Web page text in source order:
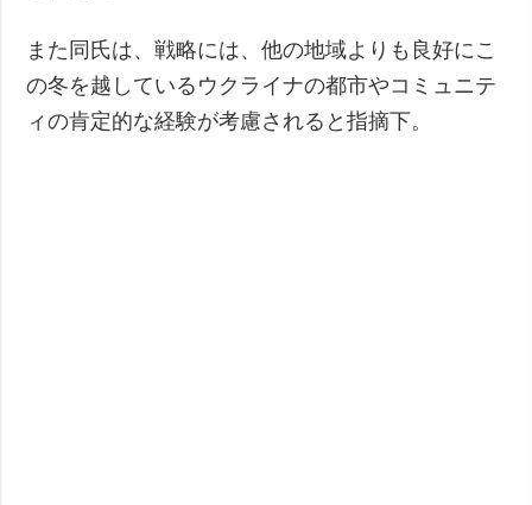
また同氏は、戦略には、他の地域よりも良好にこ
の冬を越しているウクライナの都市やコミュニテ
ィの肯定的な経験が考慮されると指摘下。